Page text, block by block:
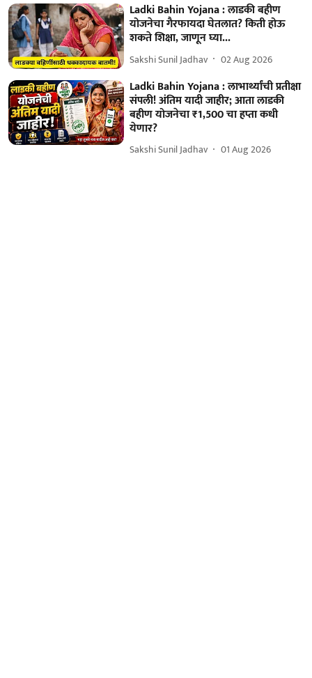
Ladki Bahin Yojana : लाडकी बहीण
योजनेचा गैरफायदा घेतलात? किती होऊ
शकते शिक्षा, जाणून घ्या...
Sakshi Sunil Jadhav 02 Aug 2026
Ladki Bahin Yojana : लाभार्थ्यांची प्रतीक्षा
संपली! अंतिम यादी जाहीर; आता लाडकी
बहीण योजनेचा ₹1,500 चा हप्ता कधी
येणार?
Sakshi Sunil Jadhav 01 Aug 2026